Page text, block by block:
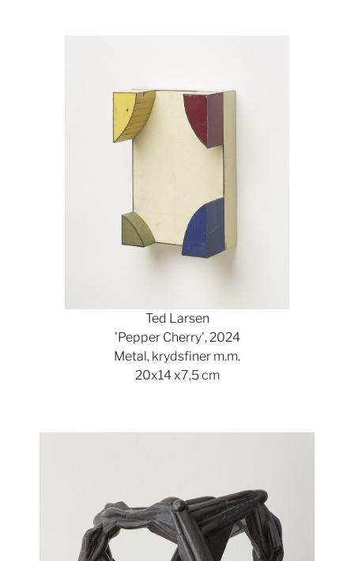
Ted Larsen
'Pepper Cherry', 2024
Metal, krydsfiner m.m.
20x14 x7,5 cm